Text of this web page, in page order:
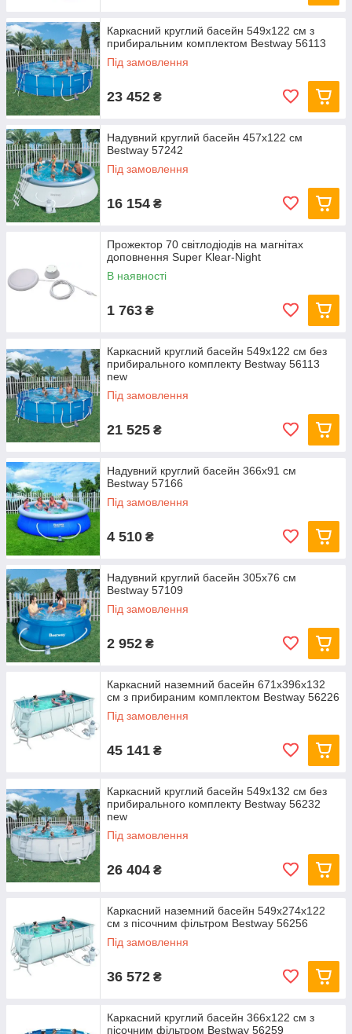
Каркасний круглий басейн 549x122 см з
прибиральним комплектом Bestway 56113
Під замовлення
23 452 ₴
Надувний круглий басейн 457х122 см
Bestway 57242
Під замовлення
16 154 ₴
Прожектор 70 світлодіодів на магнітах
доповнення Super Klear-Night
В наявності
1 763 ₴
Каркасний круглий басейн 549x122 см без
прибирального комплекту Bestway 56113
new
Під замовлення
21 525 ₴
Надувний круглий басейн 366х91 см
Bestway 57166
Під замовлення
4 510 ₴
Надувний круглий басейн 305х76 см
Bestway 57109
Під замовлення
2 952 ₴
Каркасний наземний басейн 671x396x132
см з прибираним комплектом Bestway 56226
Під замовлення
45 141 ₴
Каркасний круглий басейн 549x132 см без
прибирального комплекту Bestway 56232
new
Під замовлення
26 404 ₴
Каркасний наземний басейн 549x274x122
см з пісочним фільтром Bestway 56256
Під замовлення
36 572 ₴
Каркасний круглий басейн 366x122 см з
пісочним фільтром Bestway 56259